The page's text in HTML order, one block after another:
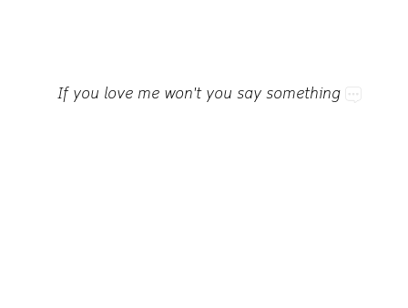
If​you​love​me​won't​you​say​something